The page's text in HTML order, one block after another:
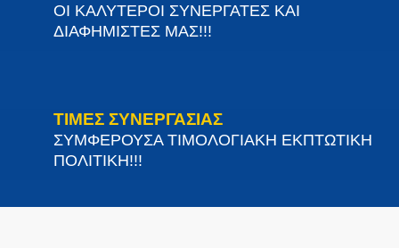
ΟΙ ΚΑΛΥΤΕΡΟΙ ΣΥΝΕΡΓΑΤΕΣ ΚΑΙ
ΔΙΑΦΗΜΙΣΤΕΣ ΜΑΣ!!!
ΤΙΜΕΣ ΣΥΝΕΡΓΑΣΙΑΣ
ΣΥΜΦΕΡΟΥΣΑ ΤΙΜΟΛΟΓΙΑΚΗ ΕΚΠΤΩΤΙΚΗ
ΠΟΛΙΤΙΚΗ!!!